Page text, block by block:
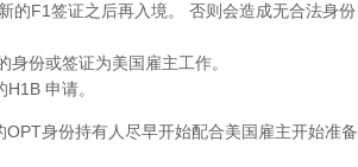
的F1签证之后再入境。 否则会造成无合法身份
份或签证为美国雇主工作。
申请。
身份持有人尽早开始配合美国雇主开始准备